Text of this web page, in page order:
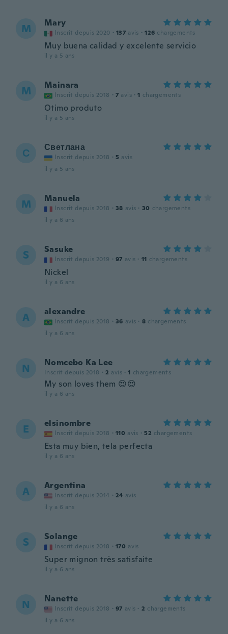
M Mary
Inscrit depuis 2020 · 137 avis · 126 chargements
Muy buena calidad y excelente servicio
il y a 5 ans
M Mainara
Inscrit depuis 2018 · 7 avis · 1 chargements
Otimo produto
il y a 5 ans
С Светлана
Inscrit depuis 2018 · 5 avis
il y a 5 ans
M Manuela
Inscrit depuis 2018 · 38 avis · 30 chargements
il y a 6 ans
S Sasuke
Inscrit depuis 2019 · 97 avis · 11 chargements
Nickel
il y a 6 ans
A alexandre
Inscrit depuis 2018 · 36 avis · 8 chargements
il y a 6 ans
N Nomcebo Ka Lee
Inscrit depuis 2018 · 2 avis · 1 chargements
My son loves them 😍😍
il y a 6 ans
E elsinombre
Inscrit depuis 2018 · 110 avis · 52 chargements
Esta muy bien, tela perfecta
il y a 6 ans
A Argentina
Inscrit depuis 2014 · 24 avis
il y a 6 ans
S Solange
Inscrit depuis 2018 · 170 avis
Super mignon très satisfaite
il y a 6 ans
N Nanette
Inscrit depuis 2018 · 97 avis · 2 chargements
il y a 6 ans